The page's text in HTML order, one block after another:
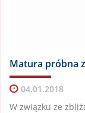
Matura próbna
04.01.2018
W związku ze